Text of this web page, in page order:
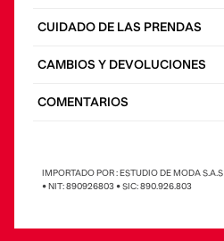
CUIDADO DE LAS PRENDAS
CAMBIOS Y DEVOLUCIONES
COMENTARIOS
IMPORTADO POR : ESTUDIO DE MODA S.A.S
• NIT: 890926803 • SIC: 890.926.803